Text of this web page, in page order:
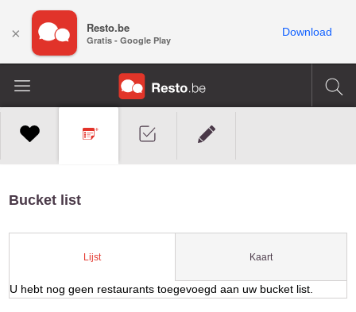
Bucket list
Lijst Kaart
U hebt nog geen restaurants toegevoegd aan uw bucket list.
× Resto.be
Gratis - Google Play
Download